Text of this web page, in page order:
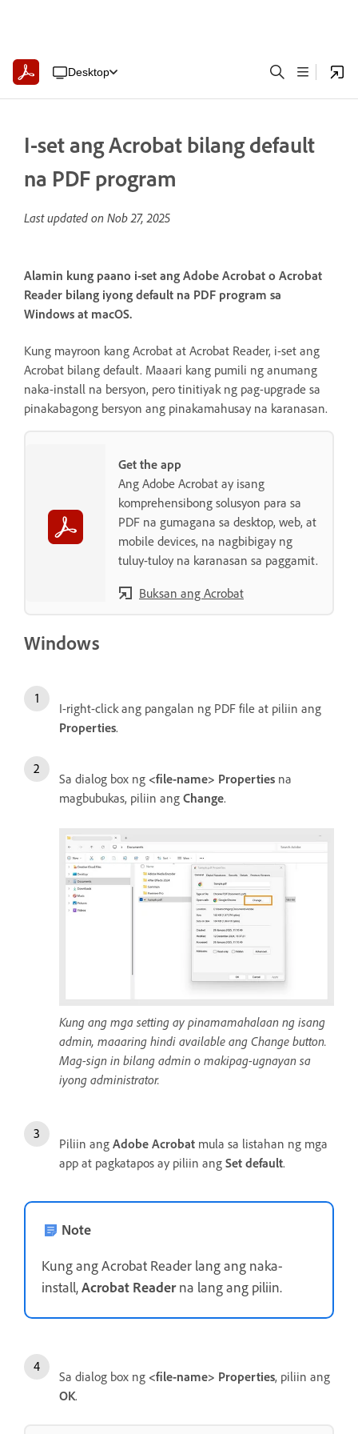
Desktop
I-set ang Acrobat bilang default
na PDF program
Last updated on Nob 27, 2025
Alamin kung paano i-set ang Adobe Acrobat o Acrobat
Reader bilang iyong default na PDF program sa
Windows at macOS.
Kung mayroon kang Acrobat at Acrobat Reader, i-set ang
Acrobat bilang default. Maaari kang pumili ng anumang
naka-install na bersyon, pero tinitiyak ng pag-upgrade sa
pinakabagong bersyon ang pinakamahusay na karanasan.
Get the app
Ang Adobe Acrobat ay isang
komprehensibong solusyon para sa
PDF na gumagana sa desktop, web, at
mobile devices, na nagbibigay ng
tuluy-tuloy na karanasan sa paggamit.
Buksan ang Acrobat
Windows
I-right-click ang pangalan ng PDF file at piliin ang
Properties.
Sa dialog box ng <file-name> Properties na
magbubukas, piliin ang Change.
Kung ang mga setting ay pinamamahalaan ng isang
admin, maaaring hindi available ang Change button.
Mag-sign in bilang admin o makipag-ugnayan sa
iyong administrator.
Piliin ang Adobe Acrobat mula sa listahan ng mga
app at pagkatapos ay piliin ang Set default.
Note
Kung ang Acrobat Reader lang ang naka-
install,Acrobat Readerna lang ang piliin.
Sa dialog box ng <file-name> Properties, piliin ang
OK.